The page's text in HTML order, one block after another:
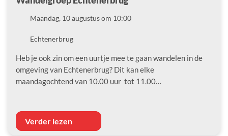
DatumMaandag, 10 augustus om 10:00
LocatieEchtenerbrug
Heb je ook zin om een uurtje mee te gaan wandelen in de
omgeving van Echtenerbrug? Dit kan elke
maandagochtend van 10.00 uur tot 11.00…
Verder lezen